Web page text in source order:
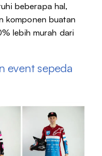
beberapa hal,
komponen buatan
lebih murah dari
event sepeda